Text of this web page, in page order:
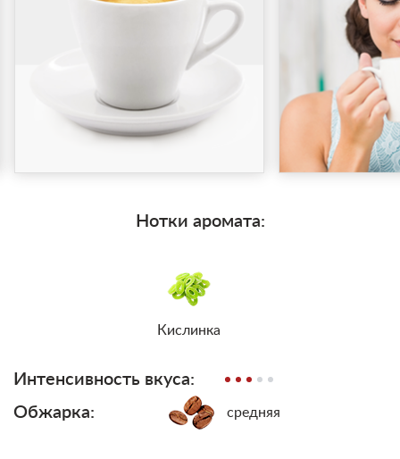
Нотки аромата:
Кислинка
Интенсивность вкуса:
Обжарка:
средняя